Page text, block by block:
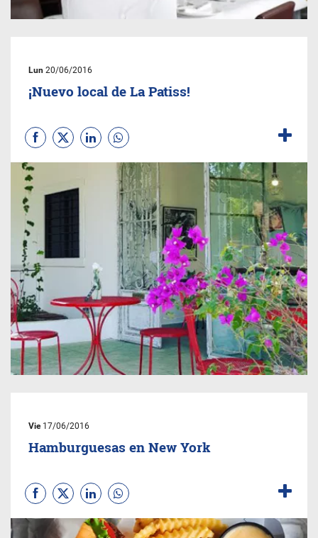
Lun 20/06/2016
¡Nuevo local de La Patiss!
Vie17/06/2016
Hamburguesas en New York